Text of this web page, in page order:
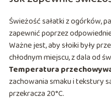
Świeżość sałatki z ogórków,
zapewnić poprzez
Ważne jest, aby słoiki były
chłodnym miejscu, z dala od
Temperatura
zachowania smaku i tekstury
przekracza 20°C.